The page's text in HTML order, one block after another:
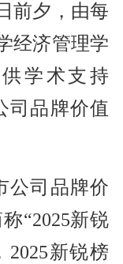
前夕，由每
经济管理学
学术支持
司品牌价值
公司品牌价
“2025新锐
2025新锐榜